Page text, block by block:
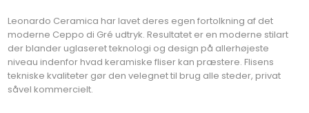
Leonardo Ceramica har lavet deres egen fortolkning af det
moderne Ceppo di Gré udtryk. Resultatet er en moderne stilart
der blander uglaseret teknologi og design på allerhøjeste
niveau indenfor hvad keramiske fliser kan præstere. Flisens
tekniske kvaliteter gør den velegnet til brug alle steder, privat
såvel kommercielt.